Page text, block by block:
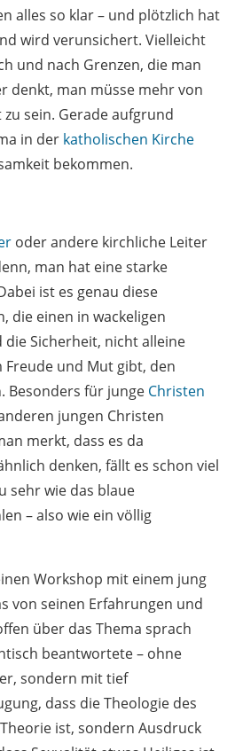
alles so klar – und plötzlich hat
wird verunsichert. Vielleicht
und nach Grenzen, die man
denkt, man müsse mehr von
sein. Gerade aufgrund
in der katholischen Kirche
bekommen.
oder andere kirchliche Leiter
man hat eine starke
ist es genau diese
die einen in wackeligen
Sicherheit, nicht alleine
Freude und Mut gibt, den
Besonders für junge Christen
jungen Christen
merkt, dass es da
denken, fällt es schon viel
sehr wie das blaue
– also wie ein völlig
Workshop mit einem jung
von seinen Erfahrungen und
über das Thema sprach
beantwortete – ohne
sondern mit tief
dass die Theologie des
ist, sondern Ausdruck